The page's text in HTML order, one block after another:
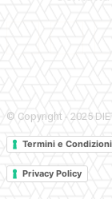
© Copyright - 2025
Termini e Condizioni
Privacy Policy